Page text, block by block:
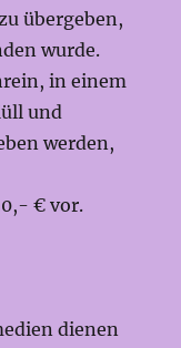
übergeben,
wurde.
in einem
und
werden,
€ vor.
dienen